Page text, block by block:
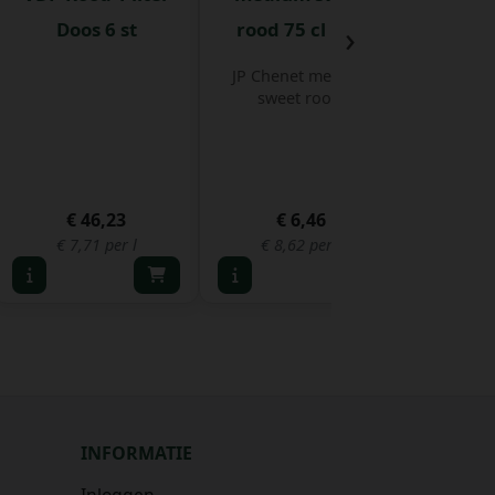
Doos 6 st
€ 46,23
€ 7,71 per l
rood 75 cl Fles
JP Chenet medium
sweet rood.
€ 6,46
€ 8,62 per l
›
INFORMATIE